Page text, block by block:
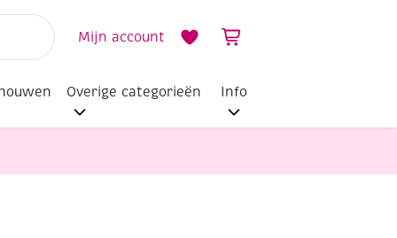
Mijn account
Overige categorieën Info